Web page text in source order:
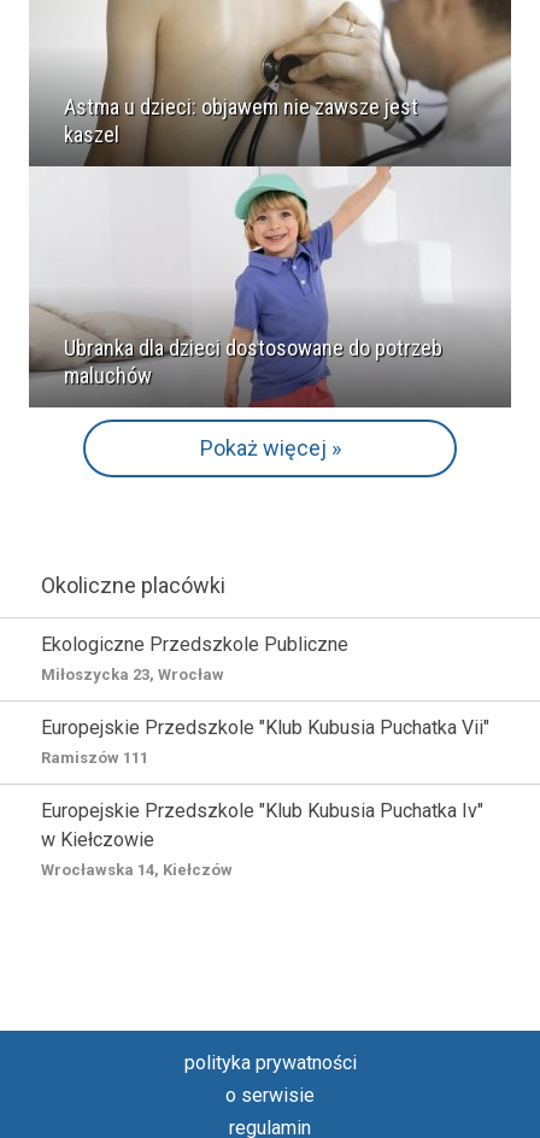
Astma u dzieci: objawem nie zawsze jest
kaszel
Ubranka dla dzieci dostosowane do potrzeb
maluchów
Pokaż więcej »
Okoliczne placówki
Ekologiczne Przedszkole Publiczne
Miłoszycka 23, Wrocław
Europejskie Przedszkole "Klub Kubusia Puchatka Vii"
Ramiszów 111
Europejskie Przedszkole "Klub Kubusia Puchatka Iv"
w Kiełczowie
Wrocławska 14, Kiełczów
polityka prywatności
o serwisie
regulamin